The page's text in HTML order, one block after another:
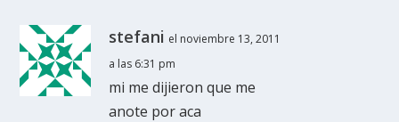
stefani el noviembre 13, 2011
a las 6:31 pm
mi me dijieron que me
anote por aca